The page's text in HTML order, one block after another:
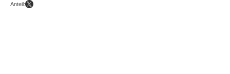
Anteil: